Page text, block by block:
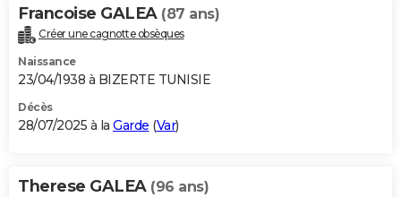
Francoise GALEA (87 ans)
Créer une cagnotte obsèques
Naissance
23/04/1938 à BIZERTE TUNISIE
Décès
28/07/2025 à la Garde (Var)
Therese GALEA (96 ans)